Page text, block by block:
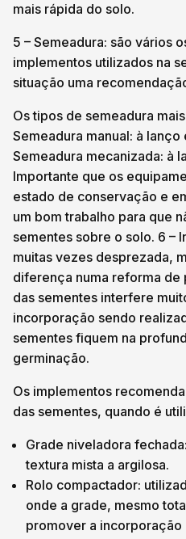
mais rápida do solo.
5 – Semeadura: são vários
implementos utilizados na
situação uma
Os tipos de semeadura
Semeadura manual: à lanço
Semeadura mecanizada: à
Importante que os
estado de conservação e
um bom trabalho para que
sementes sobre o solo. 6 –
muitas vezes desprezada,
diferença numa reforma
das sementes interfere
incorporação sendo
sementes fiquem na
germinação.
Os implementos
das sementes, quando é
Grade niveladora
textura mista a argilosa.
Rolo compactador:
onde a grade, mesmo
promover a incorporação